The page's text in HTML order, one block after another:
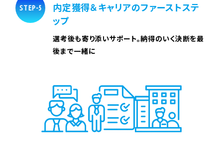
STEP-5
内定獲得＆キャリアのファーストステ
ップ
選考後も寄り添いサポート。納得のいく決断を最
後まで一緒に